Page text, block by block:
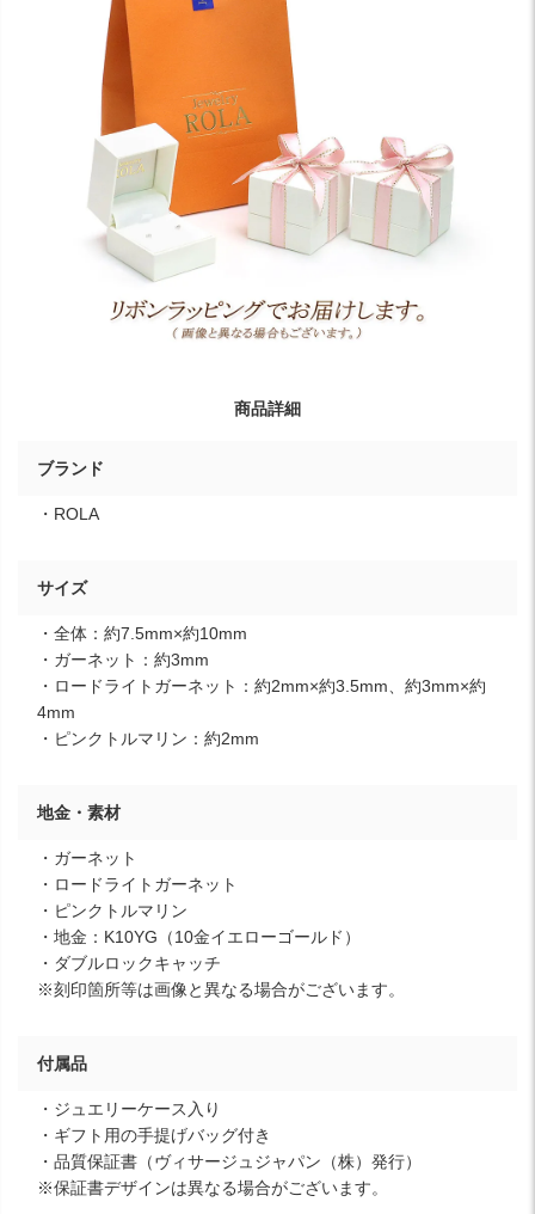
商品詳細
ブランド
・ROLA
サイズ
・全体：約7.5mm×約10mm
・ガーネット：約3mm
・ロードライトガーネット：約2mm×約3.5mm、約3mm×約
4mm
・ピンクトルマリン：約2mm
地金・素材
・ガーネット
・ロードライトガーネット
・ピンクトルマリン
・地金：K10YG（10金イエローゴールド）
・ダブルロックキャッチ
※刻印箇所等は画像と異なる場合がございます。
付属品
・ジュエリーケース入り
・ギフト用の手提げバッグ付き
・品質保証書（ヴィサージュジャパン（株）発行）
※保証書デザインは異なる場合がございます。